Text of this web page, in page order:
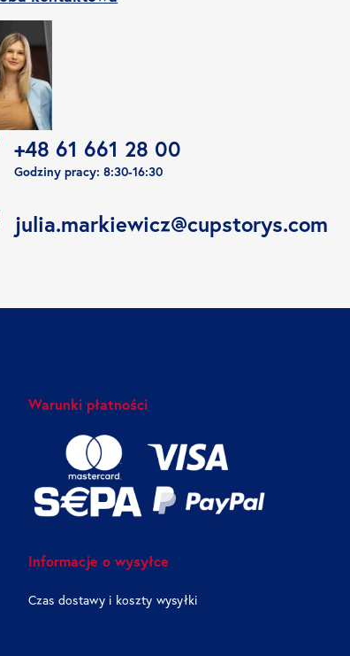
+48 61 661 28 00
Godziny pracy: 8:30-16:30
julia.markiewicz@cupstorys.com
Warunki płatności
Informacje o wysyłce
Czas dostawy i koszty wysyłki